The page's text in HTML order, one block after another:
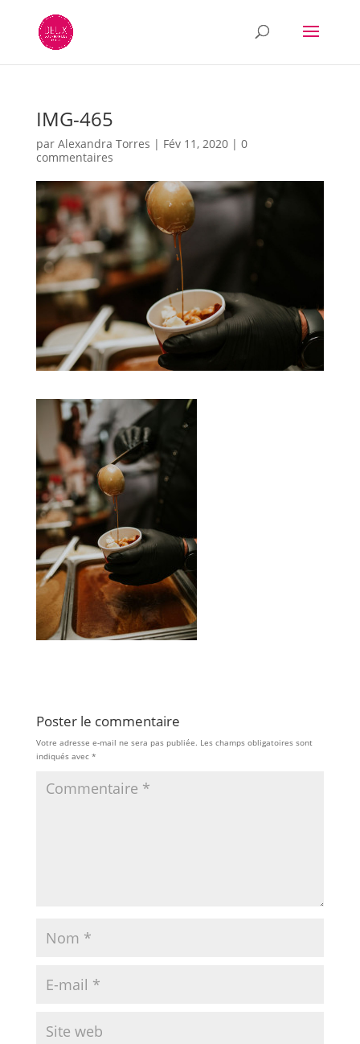
IMG-465
par Alexandra Torres | Fév 11, 2020| 0
commentaires
Poster le commentaire
Votre adresse e-mail ne sera pas publiée. Les champs obligatoires sont
indiqués avec *